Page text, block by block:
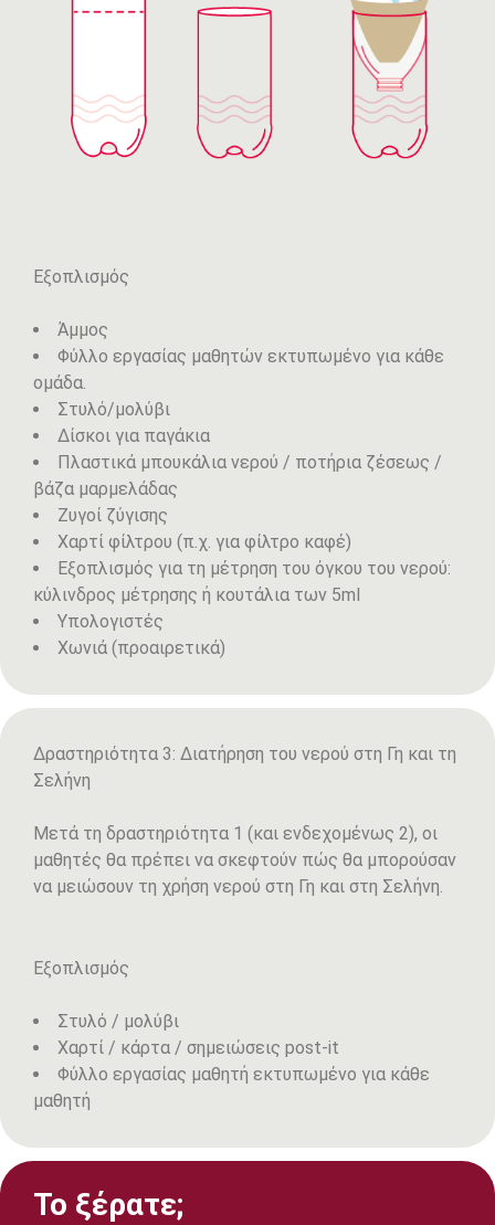
Εξοπλισμός
Άμμος
Φύλλο εργασίας μαθητών εκτυπωμένο για κάθε
ομάδα.
Στυλό/μολύβι
Δίσκοι για παγάκια
Πλαστικά μπουκάλια νερού / ποτήρια ζέσεως /
βάζα μαρμελάδας
Ζυγοί ζύγισης
Χαρτί φίλτρου (π.χ. για φίλτρο καφέ)
Εξοπλισμός για τη μέτρηση του όγκου του νερού:
κύλινδρος μέτρησης ή κουτάλια των 5ml
Υπολογιστές
Χωνιά (προαιρετικά)
Δραστηριότητα 3: Διατήρηση του νερού στη Γη και τη
Σελήνη
Μετά τη δραστηριότητα 1 (και ενδεχομένως 2), οι
μαθητές θα πρέπει να σκεφτούν πώς θα μπορούσαν
να μειώσουν τη χρήση νερού στη Γη και στη Σελήνη.
Εξοπλισμός
Στυλό / μολύβι
Χαρτί / κάρτα / σημειώσεις post-it
Φύλλο εργασίας μαθητή εκτυπωμένο για κάθε
μαθητή
Το ξέρατε;